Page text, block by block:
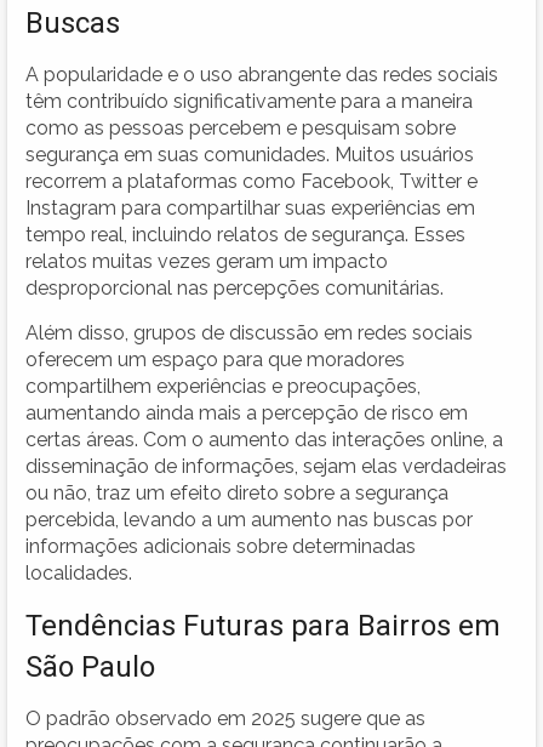
Buscas
A popularidade e o uso abrangente das redes sociais
têm contribuído significativamente para a maneira
como as pessoas percebem e pesquisam sobre
segurança em suas comunidades. Muitos usuários
recorrem a plataformas como Facebook, Twitter e
Instagram para compartilhar suas experiências em
tempo real, incluindo relatos de segurança. Esses
relatos muitas vezes geram um impacto
desproporcional nas percepções comunitárias.
Além disso, grupos de discussão em redes sociais
oferecem um espaço para que moradores
compartilhem experiências e preocupações,
aumentando ainda mais a percepção de risco em
certas áreas. Com o aumento das interações online, a
disseminação de informações, sejam elas verdadeiras
ou não, traz um efeito direto sobre a segurança
percebida, levando a um aumento nas buscas por
informações adicionais sobre determinadas
localidades.
Tendências Futuras para Bairros em
São Paulo
O padrão observado em 2025 sugere que as